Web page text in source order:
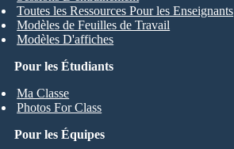
Pour les Étudiants
Ma Classe
Photos For Class
Toutes les Ressources Pour les Enseignants
Modèles de Feuilles de Travail
Modèles D'affiches
Pour les Équipes